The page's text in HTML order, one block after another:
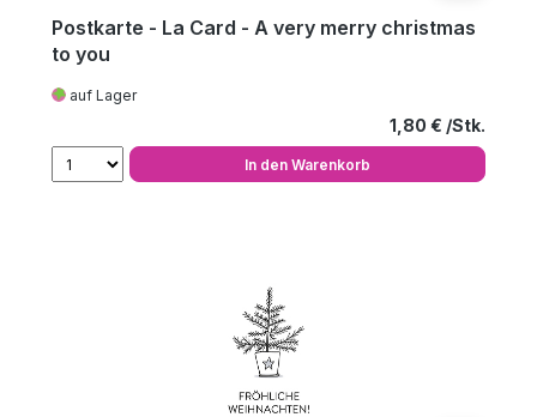
Postkarte - La Card - A very merry christmas
to you
auf Lager
Regulärer
1,80 €
In den Warenkorb